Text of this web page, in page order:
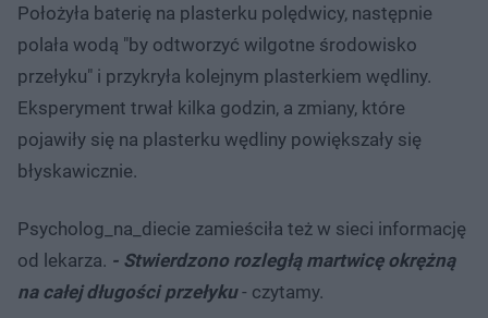
Położyła baterię na plasterku polędwicy, następnie
polała wodą "by odtworzyć wilgotne środowisko
przełyku" i przykryła kolejnym plasterkiem wędliny.
Eksperyment trwał kilka godzin, a zmiany, które
pojawiły się na plasterku wędliny powiększały się
błyskawicznie.
Psycholog_na_diecie zamieściła też w sieci informację
od lekarza. - Stwierdzono rozległą martwicę okrężną
na całej długości przełyku- czytamy.